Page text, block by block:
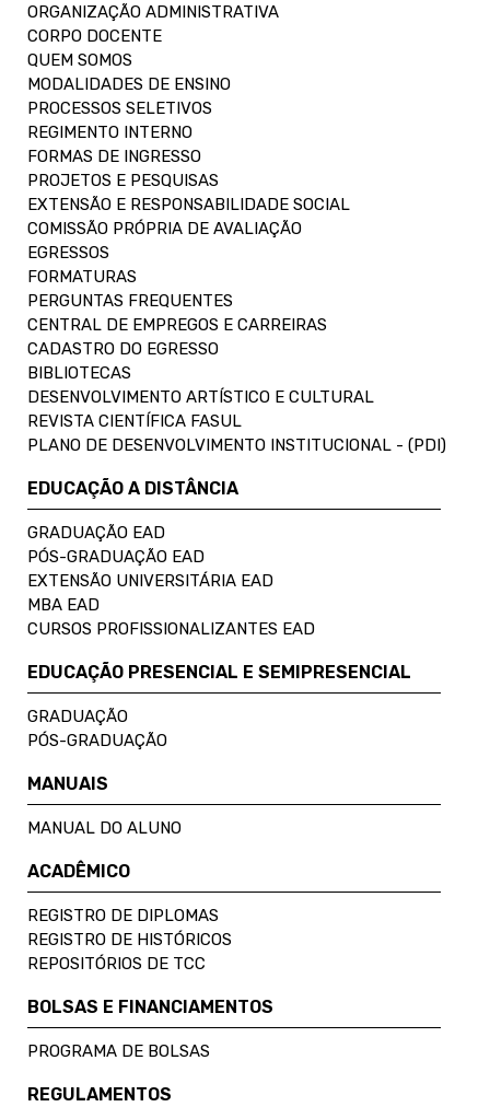
ORGANIZAÇÃO ADMINISTRATIVA
CORPO DOCENTE
QUEM SOMOS
MODALIDADES DE ENSINO
PROCESSOS SELETIVOS
REGIMENTO INTERNO
FORMAS DE INGRESSO
PROJETOS E PESQUISAS
EXTENSÃO E RESPONSABILIDADE SOCIAL
COMISSÃO PRÓPRIA DE AVALIAÇÃO
EGRESSOS
FORMATURAS
PERGUNTAS FREQUENTES
CENTRAL DE EMPREGOS E CARREIRAS
CADASTRO DO EGRESSO
BIBLIOTECAS
DESENVOLVIMENTO ARTÍSTICO E CULTURAL
REVISTA CIENTÍFICA FASUL
PLANO DE DESENVOLVIMENTO INSTITUCIONAL - (PDI)
EDUCAÇÃO A DISTÂNCIA
GRADUAÇÃO EAD
PÓS-GRADUAÇÃO EAD
EXTENSÃO UNIVERSITÁRIA EAD
MBA EAD
CURSOS PROFISSIONALIZANTES EAD
EDUCAÇÃO PRESENCIAL E SEMIPRESENCIAL
GRADUAÇÃO
PÓS-GRADUAÇÃO
MANUAIS
MANUAL DO ALUNO
ACADÊMICO
REGISTRO DE DIPLOMAS
REGISTRO DE HISTÓRICOS
REPOSITÓRIOS DE TCC
BOLSAS E FINANCIAMENTOS
PROGRAMA DE BOLSAS
REGULAMENTOS